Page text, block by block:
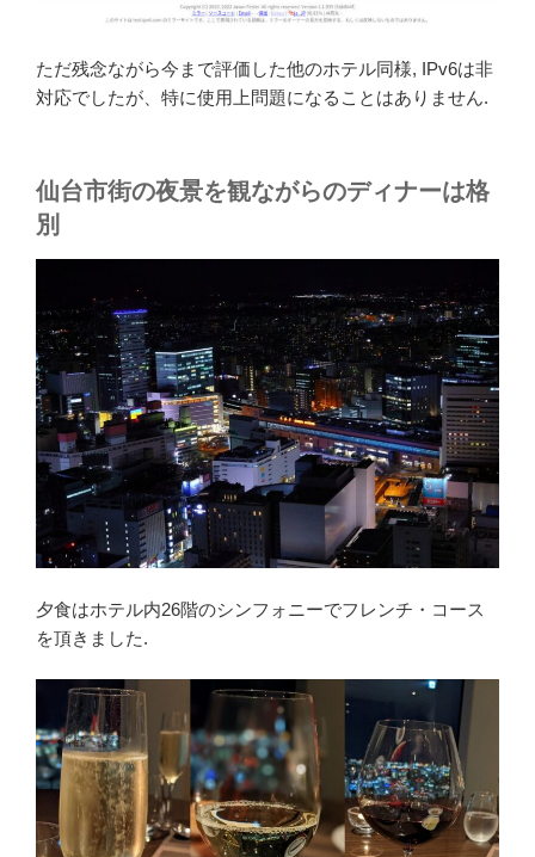
ただ残念ながら今まで評価した他のホテル同様, IPv6は非
対応でしたが、特に使用上問題になることはありません.
仙台市街の夜景を観ながらのディナーは格
別
夕食はホテル内26階のシンフォニーでフレンチ・コース
を頂きました.